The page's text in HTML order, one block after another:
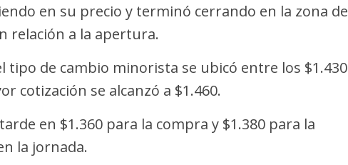
en su precio y terminó cerrando en la zona de
relación a la apertura.
tipo de cambio minorista se ubicó entre los $1.430
cotización se alcanzó a $1.460.
en $1.360 para la compra y $1.380 para la
la jornada.